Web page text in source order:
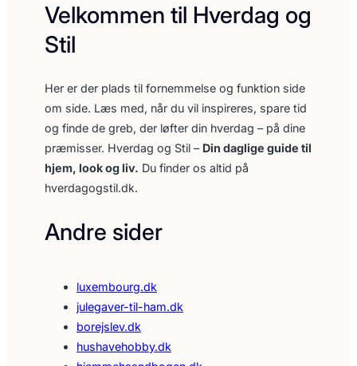
Velkommen til Hverdag og
Stil
Her er der plads til fornemmelse og funktion side
om side. Læs med, når du vil inspireres, spare tid
og finde de greb, der løfter din hverdag – på dine
præmisser. Hverdag og Stil – Din daglige guide til
hjem, look og liv. Du finder os altid på
hverdagogstil.dk.
Andre sider
luxembourg.dk
julegaver-til-ham.dk
borejslev.dk
hushavehobby.dk